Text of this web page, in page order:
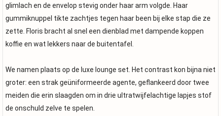
glimlach en de envelop stevig onder haar arm volgde. Haar
gummiknuppel tikte zachtjes tegen haar been bij elke stap die ze
zette. Floris bracht al snel een dienblad met dampende koppen
koffie en wat lekkers naar de buitentafel.
We namen plaats op de luxe lounge set. Het contrast kon bijna niet
groter: een strak geüniformeerde agente, geflankeerd door twee
meiden die erin slaagden om in drie ultratwijfelachtige lapjes stof
de onschuld zelve te spelen.